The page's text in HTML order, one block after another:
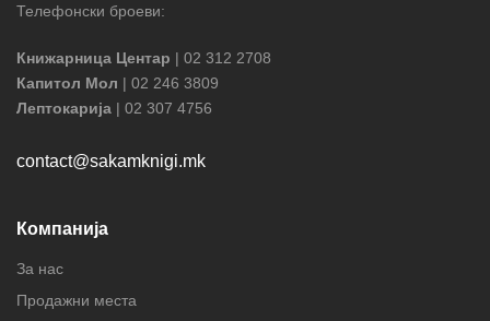
Телефонски броеви:
Книжарница Центар | 02 312 2708
Капитол Мол | 02 246 3809
Лептокарија | 02 307 4756
contact@sakamknigi.mk
Компанија
За нас
Продажни места